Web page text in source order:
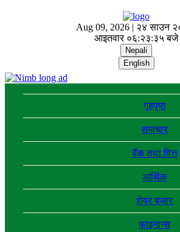
Aug 09, 2026 | २४ साउन
आइतवार ०६:२३:३६ बजे
Nepali
English
गृहपृष्ठ
समाचार
बैंक तथा वित्त
आर्थिक
शेयर बजार
फाइनान्स